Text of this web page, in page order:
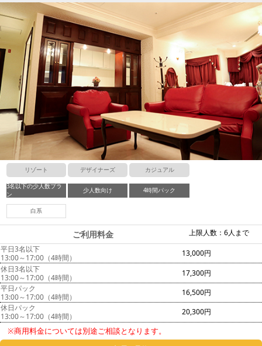
リゾート デザイナーズ カジュアル
3名以下の少人数プラ
ン
少人数向け 4時間パック
白系
上限人数：6人まで
ご利用料金
平日3名以下
13:00～17:00（4時間）
13,000円
休日3名以下
13:00～17:00（4時間）
17,300円
平日パック
13:00～17:00（4時間）
16,500円
休日パック
13:00～17:00（4時間）
20,300円
※商用料金については別途ご相談となります。